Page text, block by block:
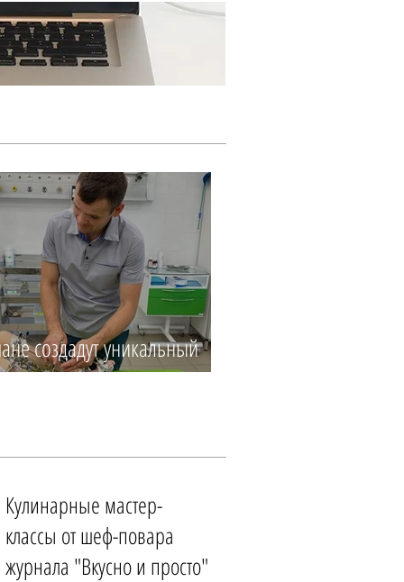
создадут уникальный
Кулинарные мастер-
классы от шеф-повара
журнала "Вкусно и просто"